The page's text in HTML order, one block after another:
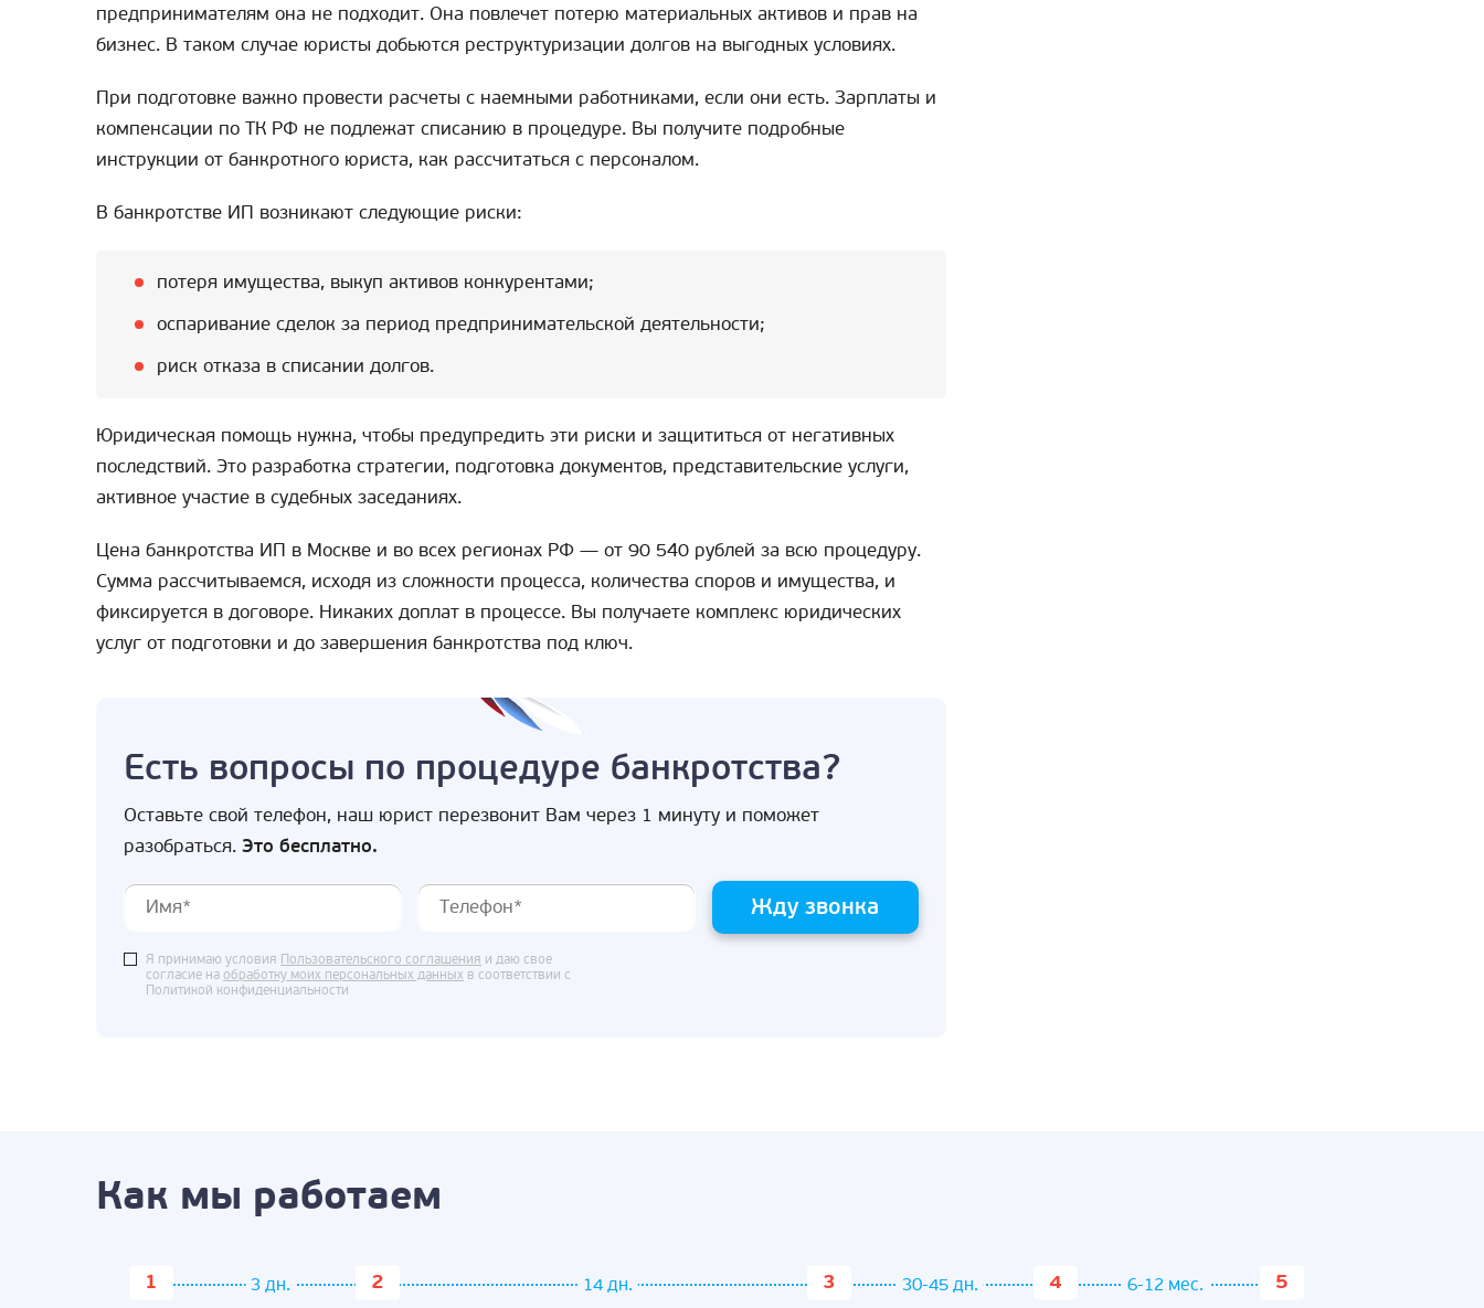
предпринимателям она не подходит. Она повлечет потерю материальных активов и прав на
бизнес. В таком случае юристы добьются реструктуризации долгов на выгодных условиях.
При подготовке важно провести расчеты с наемными работниками, если они есть. Зарплаты и
компенсации по ТК РФ не подлежат списанию в процедуре. Вы получите подробные
инструкции от банкротного юриста, как рассчитаться с персоналом.
В банкротстве ИП возникают следующие риски:
потеря имущества, выкуп активов конкурентами;
оспаривание сделок за период предпринимательской деятельности;
риск отказа в списании долгов.
Юридическая помощь нужна, чтобы предупредить эти риски и защититься от негативных
последствий. Это разработка стратегии, подготовка документов, представительские услуги,
активное участие в судебных заседаниях.
Цена банкротства ИП в Москве и во всех регионах РФ — от 90 540 рублей за всю процедуру.
Сумма рассчитываемся, исходя из сложности процесса, количества споров и имущества, и
фиксируется в договоре. Никаких доплат в процессе. Вы получаете комплекс юридических
услуг от подготовки и до завершения банкротства под ключ.
Есть вопросы по процедуре банкротства?
Оставьте свой телефон, наш юрист перезвонит Вам через 1 минуту и поможет
разобраться. Это бесплатно.
Жду звонка
Я принимаю условия Пользовательского соглашения и даю свое
согласие на обработку моих персональных данных в соответствии с
Политикой конфиденциальности
Как мы работаем
3 дн. 14 дн. 30-45 дн. 6-12 мес.